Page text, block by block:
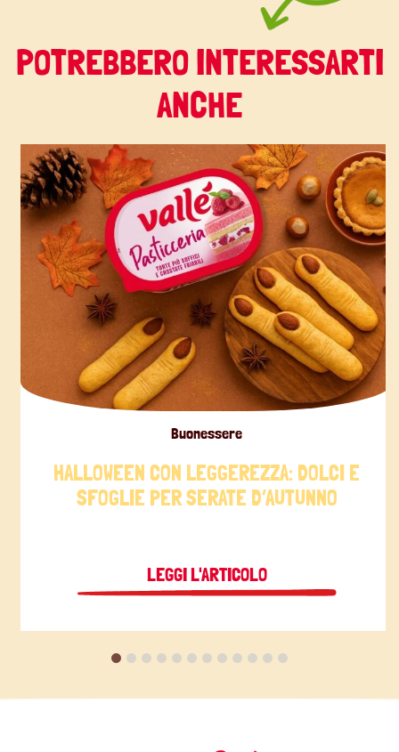
POTREBBERO INTERESSARTI
ANCHE
Buonessere
HALLOWEEN CON LEGGEREZZA: DOLCI E
SFOGLIE PER SERATE D’AUTUNNO
LEGGI L'ARTICOLO